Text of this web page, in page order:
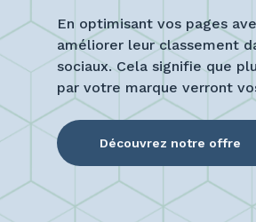
En optimisant vos pages
améliorer leur classement
sociaux. Cela signifie que
par votre marque verront
Découvrez notre offre